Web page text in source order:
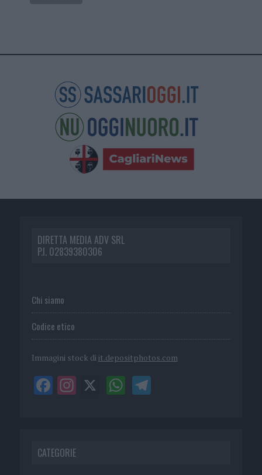
DIRETTA MEDIA ADV SRL
P.I. 02839380306
Chi siamo
Codice etico
Immagini stock di it.depositphotos.com
CATEGORIE